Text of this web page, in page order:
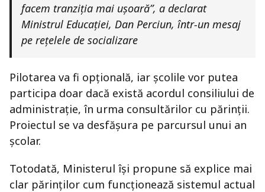
facem tranziția mai ușoară”, a declarat
Ministrul Educației, Dan Perciun, într-un mesaj
pe rețelele de socializare
Pilotarea va fi opțională, iar școlile vor putea
participa doar dacă există acordul consiliului de
administrație, în urma consultărilor cu părinții.
Proiectul se va desfășura pe parcursul unui an
școlar.
Totodată, Ministerul își propune să explice mai
clar părinților cum funcționează sistemul actual